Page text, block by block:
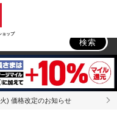
ョップ
検索
) 価格改定のお知らせ